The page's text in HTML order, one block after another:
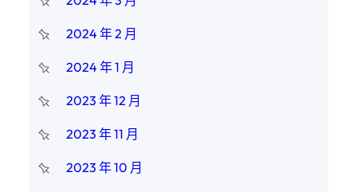
2024 年 2 月
2024 年 1 月
2023 年 12 月
2023 年 11 月
2023 年 10 月